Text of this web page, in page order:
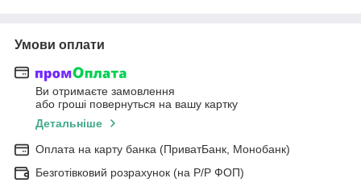
Умови оплати
Ви отримаєте замовлення
або гроші повернуться на вашу картку
Детальніше
Оплата на карту банка (ПриватБанк, Монобанк)
Безготівковий розрахунок (на Р/Р ФОП)